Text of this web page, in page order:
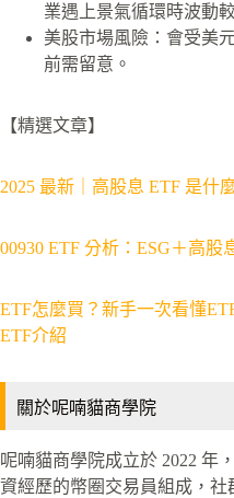
業遇上景氣循環時波動
美股市場風險：會受美
前需留意。
【精選文章】
2025 最新｜高股息 ETF 是什
00930 ETF 分析：ESG＋高股
ETF怎麼買？新手一次看懂
ETF介紹
關於呢喃貓商學院
呢喃貓商學院成立於 2022 年
資經歷的幣圈交易員組成，社